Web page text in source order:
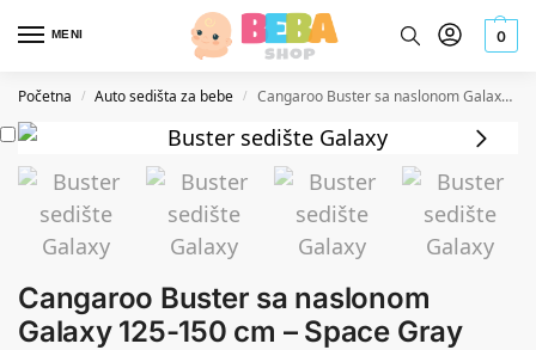
MENI 0
Početna / Auto sedišta za bebe / Cangaroo Buster sa naslonom Galaxy 125-150 cm – Space Gray
Cangaroo Buster sa naslonom
Galaxy 125-150 cm – Space Gray